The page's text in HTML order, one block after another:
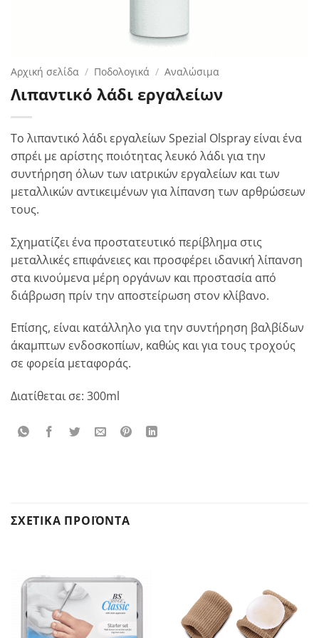
Αρχική σελίδα / Ποδολογικά / Αναλώσιμα
Λιπαντικό λάδι εργαλείων
Το λιπαντικό λάδι εργαλείων Spezial Olspray είναι ένα
σπρέι με αρίστης ποιότητας λευκό λάδι για την
συντήρηση όλων των ιατρικών εργαλείων και των
μεταλλικών αντικειμένων για λίπανση των αρθρώσεων
τους.
Σχηματίζει ένα προστατευτικό περίβλημα στις
μεταλλικές επιφάνειες και προσφέρει ιδανική λίπανση
στα κινούμενα μέρη οργάνων και προστασία από
διάβρωση πρίν την αποστείρωση στον κλίβανο.
Επίσης, είναι κατάλληλο για την συντήρηση βαλβίδων
άκαμπτων ενδοσκοπίων, καθώς και για τους τροχούς
σε φορεία μεταφοράς.
Διατίθεται σε: 300ml
ΣΧΕΤΙΚΆ ΠΡΟΪΌΝΤΑ